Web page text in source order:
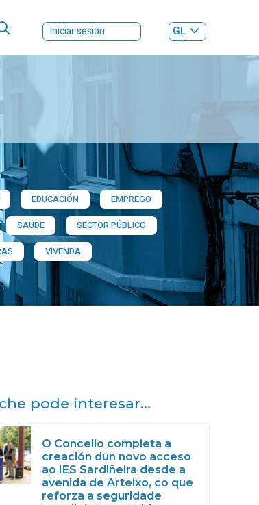
Iniciar sesión
GL
ES|
EDUCACIÓN
EMPREGO
SAÚDE
SECTOR PÚBLICO
VIVENDA
pode interesar...
O Concello completa a
creación dun novo acceso
ao IES Sardiñeira desde a
avenida de Arteixo, co que
reforza a seguridade